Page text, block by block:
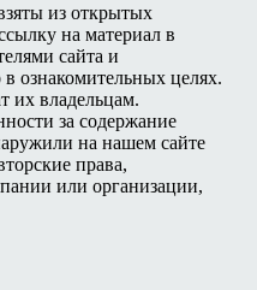
из открытых
на материал в
сайта и
ознакомительных целях.
их владельцам.
за содержание
на нашем сайте
права,
или организации,